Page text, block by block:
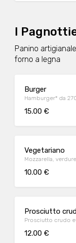
I
Panino
forno a legna
Burger
Hamburger* da
15.00 €
Vegetariano
Mozzarella,
10.00 €
Prosciutto
Prosciutto crudo e
12.00 €